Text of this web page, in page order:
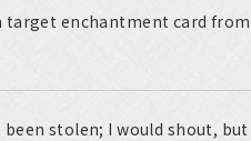
target enchantment card
stolen; I would shout,